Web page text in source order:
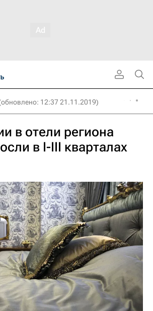
12:37 21.11.2019)
в отели региона
в I-III кварталах